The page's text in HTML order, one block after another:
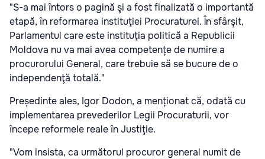
"S-a mai întors o pagină şi a fost finalizată o importantă
etapă, în reformarea instituţiei Procuraturei. În sfârşit,
Parlamentul care este instituţia politică a Republicii
Moldova nu va mai avea competențe de numire a
procurorului General, care trebuie să se bucure de o
independenţă totală."
Președinte ales, Igor Dodon, a menționat că, odată cu
implementarea prevederilor Legii Procuraturii, vor
începe reformele reale în Justiţie.
"Vom insista, ca următorul procuror general numit de